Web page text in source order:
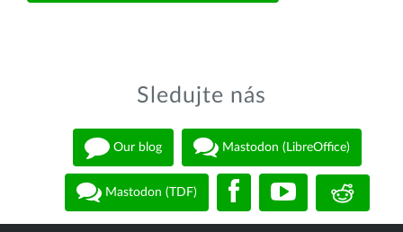
Sledujte nás
Our blog Mastodon (LibreOffice)
Mastodon (TDF)